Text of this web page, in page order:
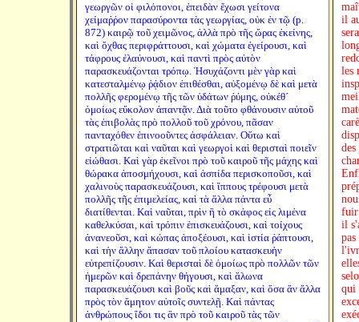
γεωργῶν οἱ φιλόπονοι, ἐπειδὰν ἔχωσι γείτονα
χείμαῤῥον παρασύροντα τὰς γεωργίας, οὐκ ἐν τῷ (p.
872) καιρῷ τοῦ χειμῶνος, ἀλλὰ πρὸ τῆς ὥρας ἐκείνης,
καὶ ὄχθας περιφράττουσι, καὶ χώματα ἐγείρουσι, καὶ
τάφρους ἐλαύνουσι, καὶ παντὶ πρὸς αὐτὸν
παρασκευάζονται τρόπῳ. Ἡσυχάζοντι μὲν γὰρ καὶ
κατεσταλμένῳ ῥᾴδιον ἐπιθέσθαι, αὐξομένῳ δὲ καὶ μετὰ
πολλῆς φερομένῳ τῆς τῶν ὑδάτων ῥύμης, οὐκέθ´
ὁμοίως εὔκολον ἀπαντᾷν. Διὰ τοῦτο φθάνουσιν αὐτοῦ
τὰς ἐπιβολὰς πρὸ πολλοῦ τοῦ χρόνου, πᾶσαν
πανταχόθεν ἐπινοοῦντες ἀσφάλειαν. Οὕτω καὶ
στρατιῶται καὶ ναῦται καὶ γεωργοὶ καὶ θερισταὶ ποιεῖν
εἰώθασι. Καὶ γὰρ ἐκεῖνοι πρὸ τοῦ καιροῦ τῆς μάχης καὶ
θώρακα ἀποσμήχουσι, καὶ ἀσπίδα περισκοποῦσι, καὶ
χαλινοὺς παρασκευάζουσι, καὶ ἵππους τρέφουσι μετὰ
πολλῆς τῆς ἐπιμελείας, καὶ τὰ ἄλλα πάντα εὖ
διατίθενται. Καὶ ναῦται, πρὶν ἢ τὸ σκάφος εἰς λιμένα
καθελκύσαι, καὶ τρόπιν ἐπισκευάζουσι, καὶ τοίχους
ἀνανεοῦσι, καὶ κώπας ἀποξέουσι, καὶ ἱστία ῥάπτουσι,
καὶ τὴν ἄλλην ἅπασαν τοῦ πλοίου κατασκευὴν
εὐτρεπίζουσιν. Καὶ θερισταὶ δὲ ὁμοίως πρὸ πολλῶν τῶν
ἡμερῶν καὶ δρεπάνην θήγουσι, καὶ ἅλωνα
παρασκευάζουσι καὶ βοῦς καὶ ἅμαξαν, καὶ ὅσα ἂν ἄλλα
πρὸς τὸν ἄμητον αὐτοῖς συντελῇ. Καὶ πάντας
ἀνθρώπους ἴδοι τις ἂν πρὸ τοῦ καιροῦ τὰς τῶν
il
les
fuir
il
qui